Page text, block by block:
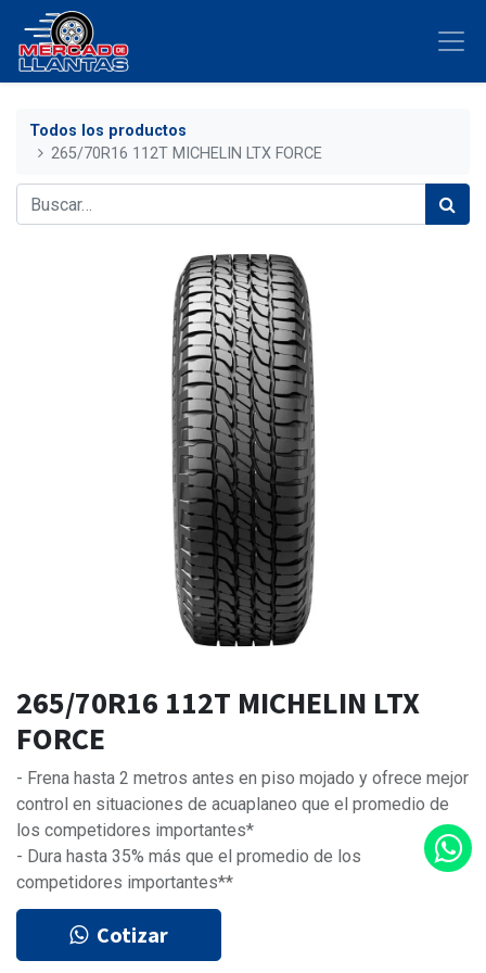
Todos los productos
265/70R16 112T MICHELIN LTX FORCE
265/70R16 112T MICHELIN LTX
FORCE
- Frena hasta 2 metros antes en piso mojado y ofrece mejor
control en situaciones de acuaplaneo que el promedio de
los competidores importantes*
- Dura hasta 35% más que el promedio de los
competidores importantes**
Cotizar